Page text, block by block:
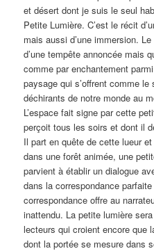
et désert dont je suis le seul
Petite Lumière. C’est le récit
mais aussi d’une immersion.
d’une tempête annoncée mais
comme par enchantement
paysage qui s’offrent comme
déchirants de notre monde au
L’espace fait signe par cette
perçoit tous les soirs et dont il
Il part en quête de cette lueur
dans une forêt animée, une
parvient à établir un dialogue
dans la correspondance
correspondance offre au
inattendu. La petite lumière
lecteurs qui croient encore que
dont la portée se mesure dans